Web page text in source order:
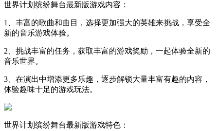
世界计划缤纷舞台最新版游戏内容：
1、丰富的歌曲和曲目，选择更加强大的英雄来挑战，享受全
新的音乐游戏体验。
2、挑战丰富的任务，获取丰富的游戏奖励，一起体验全新的
音乐世界。
3、在演出中增添更多乐趣，逐步解锁大量丰富有趣的内容，
体验趣味十足的游戏玩法。
世界计划缤纷舞台最新版游戏特色：